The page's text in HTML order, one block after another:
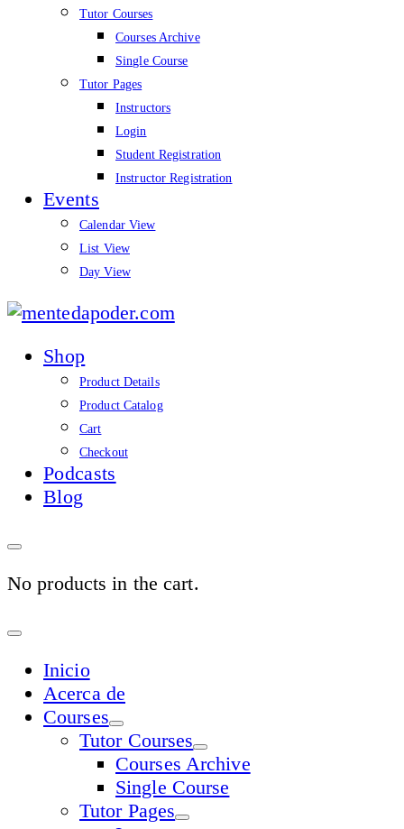
Tutor Courses
Courses Archive
Single Course
Tutor Pages
Instructors
Login
Student Registration
Instructor Registration
Events
Calendar View
List View
Day View
mentedapoder.com
Shop
Product Details
Product Catalog
Cart
Checkout
Podcasts
Blog
No products in the cart.
Sign
Inicio
Acerca de
Courses
Tutor Courses
Courses Archive
Single Course
Tutor Pages